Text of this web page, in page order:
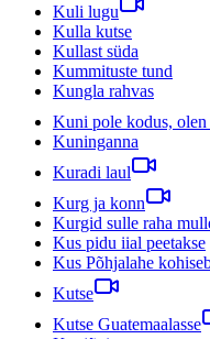
Kuli lugu
Kulla kutse
Kullast süda
Kummituste tund
Kungla rahvas
Kuni pole kodus, olen
Kuninganna
Kuradi laul
Kurg ja konn
Kurgid sulle raha
Kus pidu iial peetakse
Kus Põhjalahe
Kutse
Kutse Guatemaalasse